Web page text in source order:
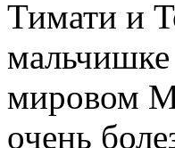
Тимати и
мировом
очень